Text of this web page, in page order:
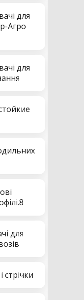
для
Агро
для
для
стрічки